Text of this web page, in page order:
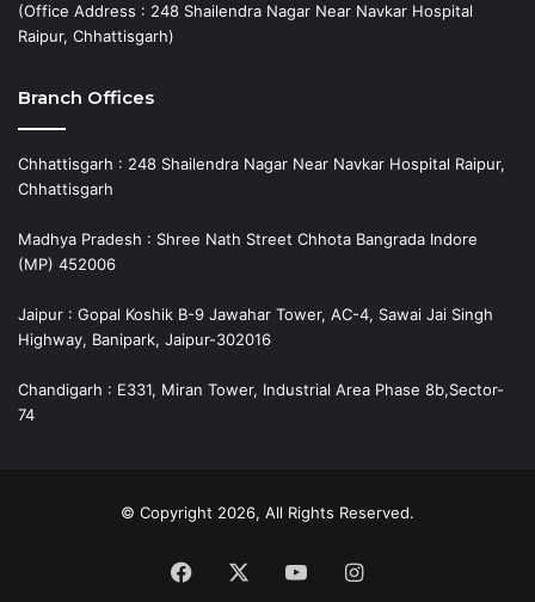
(Office Address : 248 Shailendra Nagar Near Navkar Hospital
Raipur, Chhattisgarh)
Branch Offices
Chhattisgarh : 248 Shailendra Nagar Near Navkar Hospital Raipur,
Chhattisgarh
Madhya Pradesh : Shree Nath Street Chhota Bangrada Indore
(MP) 452006
Jaipur : Gopal Koshik B-9 Jawahar Tower, AC-4, Sawai Jai Singh
Highway, Banipark, Jaipur-302016
Chandigarh : E331, Miran Tower, Industrial Area Phase 8b,Sector-
74
© Copyright 2026, All Rights Reserved.
Facebook YouTubeInstagram